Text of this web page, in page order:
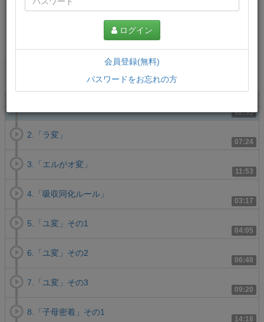
02:35
07:24
2.「ラ変」
11:53
3.「エルがオ変」
03:17
4.「吸収同化ルール」
04:05
5.「ユ変」その1
06:48
6.「ユ変」その2
09:20
7.「ユ変」その3
14:18
8.「子母密着」その1
ログイン
会員登録(無料)
パスワードをお忘れの方